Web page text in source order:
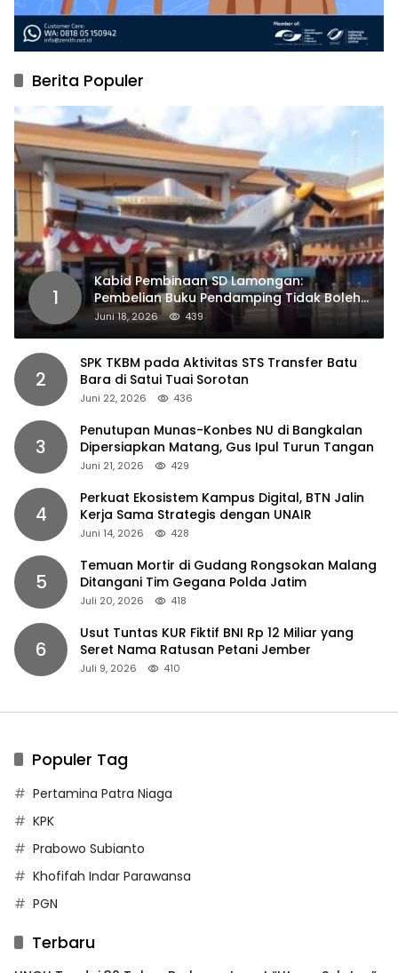
Berita Populer
1
Kabid Pembinaan SD Lamongan:
Pembelian Buku Pendamping Tidak Boleh
Dipaksakan
Juni 18, 2026 439
2
SPK TKBM pada Aktivitas STS Transfer Batu
Bara di Satui Tuai Sorotan
Juni 22, 2026 436
3
Penutupan Munas-Konbes NU di Bangkalan
Dipersiapkan Matang, Gus Ipul Turun Tangan
Juni 21, 2026 429
4
Perkuat Ekosistem Kampus Digital, BTN Jalin
Kerja Sama Strategis dengan UNAIR
Juni 14, 2026 428
5
Temuan Mortir di Gudang Rongsokan Malang
Ditangani Tim Gegana Polda Jatim
Juli 20, 2026 418
6
Usut Tuntas KUR Fiktif BNI Rp 12 Miliar yang
Seret Nama Ratusan Petani Jember
Juli 9, 2026 410
Populer Tag
Pertamina Patra Niaga
KPK
Prabowo Subianto
Khofifah Indar Parawansa
PGN
Terbaru